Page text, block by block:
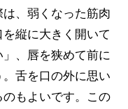
、弱くなった筋肉
縦に大きく開いて
」、唇を狭めて前に
舌を口の外に思い
もよいです。この